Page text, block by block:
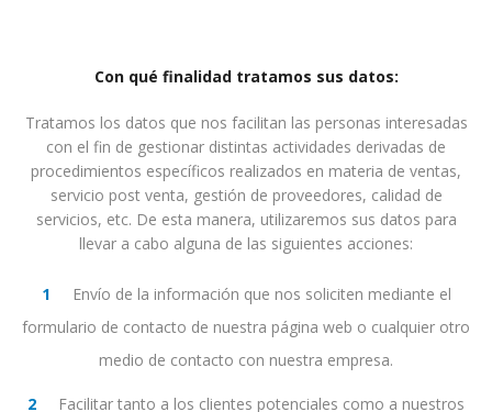
Con qué finalidad tratamos sus datos:
Tratamos los datos que nos facilitan las personas interesadas
con el fin de gestionar distintas actividades derivadas de
procedimientos específicos realizados en materia de ventas,
servicio post venta, gestión de proveedores, calidad de
servicios, etc. De esta manera, utilizaremos sus datos para
llevar a cabo alguna de las siguientes acciones:
Envío de la información que nos soliciten mediante el
formulario de contacto de nuestra página web o cualquier otro
medio de contacto con nuestra empresa.
Facilitar tanto a los clientes potenciales como a nuestros